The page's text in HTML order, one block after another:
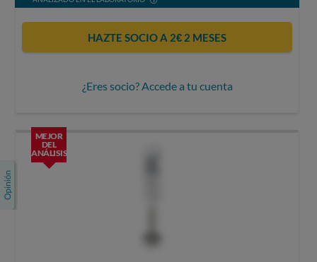
HAZTE SOCIO A 2€ 2 MESES
¿Eres socio? Accede a tu cuenta
MEJOR
DEL
ANÁLISIS